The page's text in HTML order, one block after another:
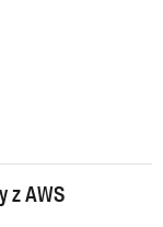
z AWS